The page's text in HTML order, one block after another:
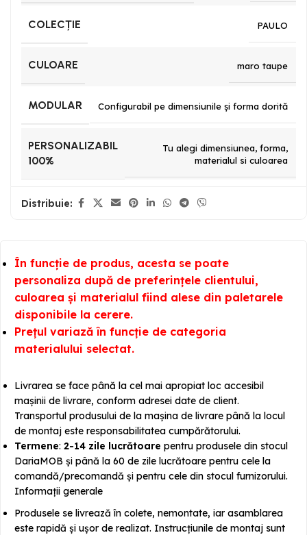
COLECȚIE PAULO
CULOARE maro taupe
MODULAR Configurabil pe dimensiunile și forma dorită
PERSONALIZABIL
100%
Tu alegi dimensiunea, forma,
materialul si culoarea
Distribuie:
În funcție de produs, acesta se poate
personaliza după de preferințele clientului,
culoarea și materialul fiind alese din paletarele
disponibile la cerere.
Prețul variază în funcție de categoria
materialului selectat.
Livrarea se face până la cel mai apropiat loc accesibil
mașinii de livrare, conform adresei date de client.
Transportul produsului de la mașina de livrare până la locul
de montaj este responsabilitatea cumpărătorului.
Termene: 2-14 zile lucrătoare pentru produsele din stocul
DariaMOB și până la 60 de zile lucrătoare pentru cele la
comandă/precomandă și pentru cele din stocul furnizorului.
Informații generale
Produsele se livrează în colete, nemontate, iar asamblarea
este rapidă și ușor de realizat. Instrucțiunile de montaj sunt